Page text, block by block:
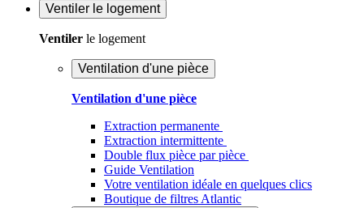
Ventiler le logement
Ventiler le logement
Ventilation d'une pièce
Ventilation d'une pièce
Extraction permanente
Extraction intermittente
Double flux pièce par pièce
Guide Ventilation
Votre ventilation idéale en quelques clics
Boutique de filtres Atlantic